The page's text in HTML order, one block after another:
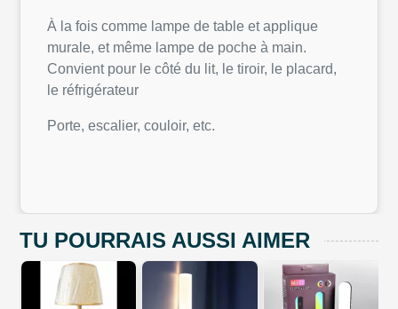
À la fois comme lampe de table et applique
murale, et même lampe de poche à main.
Convient pour le côté du lit, le tiroir, le placard,
le réfrigérateur
Porte, escalier, couloir, etc.
TU POURRAIS AUSSI AIMER